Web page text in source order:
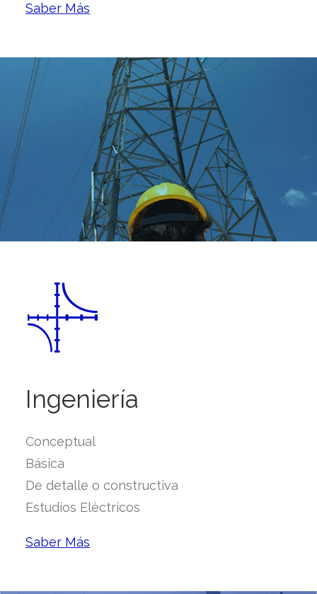
Saber Más
Ingeniería
Conceptual
Básica
De detalle o constructiva
Estudios Eléctricos
Saber Más